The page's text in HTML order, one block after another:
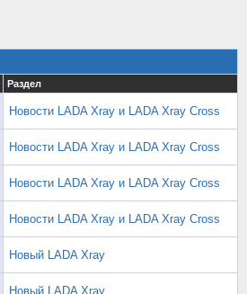
Раздел
Новости LADA Xray и LADA Xray Cross
Новости LADA Xray и LADA Xray Cross
Новости LADA Xray и LADA Xray Cross
Новости LADA Xray и LADA Xray Cross
Новый LADA Xray
Новый LADA Xray